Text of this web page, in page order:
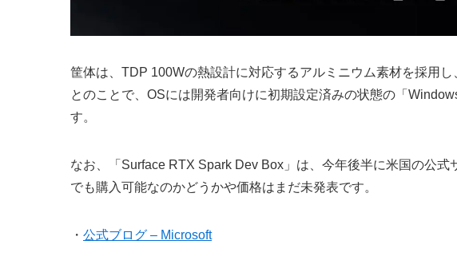
筐体は、TDP 100Wの熱設計に対応するアルミニウム素材を採用
とのことで、OSには開発者向けに初期設定済みの状態の「
す。
なお、「Surface RTX Spark Dev Box」は、今年後半に米国の公
でも購入可能なのかどうかや価格はまだ未発表です。
・ 公式ブログ – Microsoft